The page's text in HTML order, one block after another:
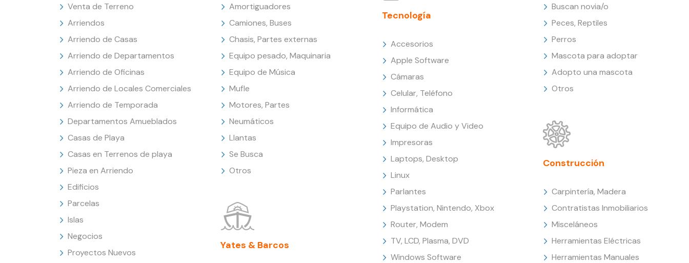
Venta de Terreno
Arriendos
Arriendo de Casas
Arriendo de Departamentos
Arriendo de Oficinas
Arriendo de Locales Comerciales
Arriendo de Temporada
Departamentos Amueblados
Casas de Playa
Casas en Terrenos de playa
Pieza en Arriendo
Edificios
Parcelas
Islas
Negocios
Proyectos Nuevos
Amortiguadores
Camiones, Buses
Chasis, Partes externas
Equipo pesado, Maquinaria
Equipo de Música
Mufle
Motores, Partes
Neumáticos
Llantas
Se Busca
Otros
Yates & Barcos
Tecnología
Accesorios
Apple Software
Cámaras
Celular, Teléfono
Informática
Equipo de Audio y Video
Impresoras
Laptops, Desktop
Linux
Parlantes
Playstation, Nintendo, Xbox
Router, Modem
TV, LCD, Plasma, DVD
Windows Software
Buscan novia/o
Peces, Reptiles
Perros
Mascota para adoptar
Adopto una mascota
Otros
Construcción
Carpintería, Madera
Contratistas Inmobiliarios
Misceláneos
Herramientas Eléctricas
Herramientas Manuales